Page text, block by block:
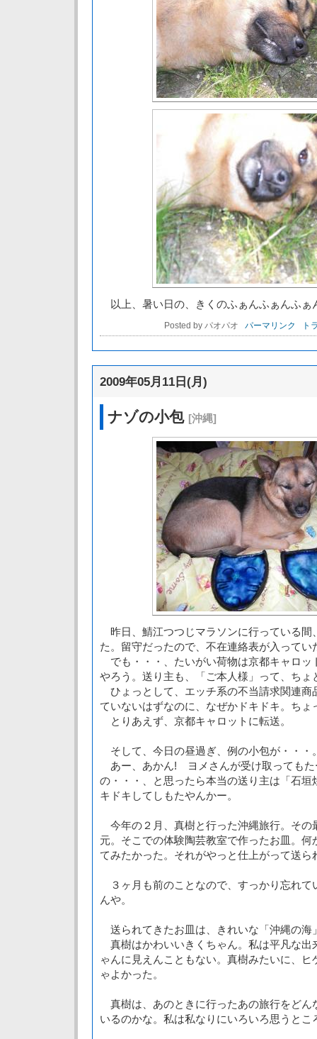
以上、暑い日の、きくのふぁんふぁんふぁ
Posted by パオパオ パーマリンク ト
2009年05月11日(月)
ナゾの小包 [沖縄]
昨日、鯖江つつじマラソンに行っている間
た。留守だったので、不在連絡表が入ってい
でも・・・、たいがい荷物は京都キャロッ
やろう。送り主も、「ご本人様」って、ちょ
ひょっとして、エッチ系の不当請求関連
ていないはずなのに、なぜかドキドキ。ちょ
とりあえず、京都キャロットに転送。
そして、今日の昼過ぎ、例の小包が・・・
あー、あかん! ヨメさんが受け取ってもた
の・・・、と思ったら本当の送り主は「石垣
キドキしてしもたやんかー。
今年の２月、真樹と行った沖縄旅行。その
元。そこでの体験陶芸教室で作ったお皿。
てみたかった。それがやっと仕上がって送ら
３ヶ月も前のことなので、すっかり忘れて
んや。
送られてきたお皿は、きれいな「沖縄の海
真樹はかわいいきくちゃん。私は平凡な出
ゃんに見えんこともない。真樹みたいに、
ゃよかった。
真樹は、あのときに行ったあの旅行をどん
いるのかな。私は私なりにいろいろ思うとこ